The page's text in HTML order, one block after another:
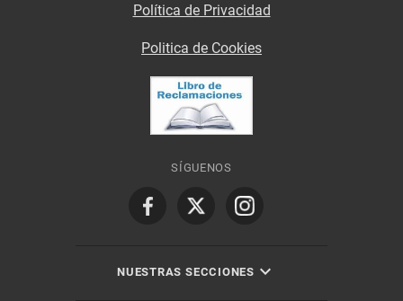
Política de Privacidad
Politica de Cookies
SÍGUENOS
NUESTRAS SECCIONES